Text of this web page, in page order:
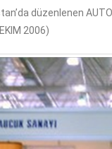
düzenlenen
2006)